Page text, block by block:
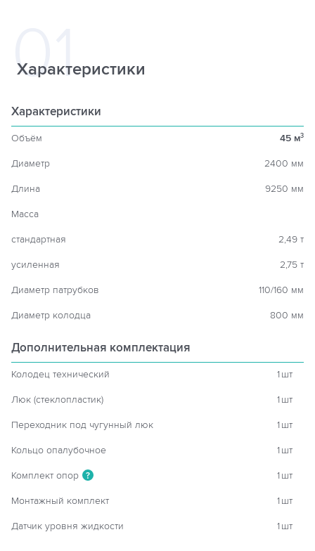
Характеристики
Характеристики
Объём 45 м3
Диаметр 2400 мм
Длина 9250 мм
Масса
стандартная 2,49 т
усиленная 2,75 т
Диаметр патрубков 110/160 мм
Диаметр колодца 800 мм
Дополнительная комплектация
Колодец технический 1шт
Люк (стеклопластик) 1шт
Переходник под чугунный люк 1шт
Кольцо опалубочное 1шт
Комплект опор ? 1шт
Монтажный комплект 1шт
Датчик уровня жидкости 1шт